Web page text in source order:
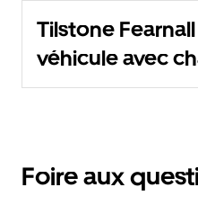
Tilstone
véhicule avec
Foire aux